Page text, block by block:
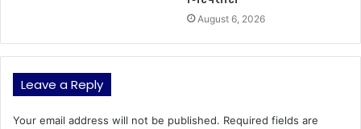
August 6, 2026
Leave a Reply
Your email address will not be published. Required fields are